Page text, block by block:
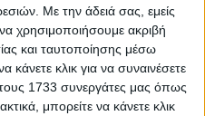
Με την άδειά σας, εμείς
χρησιμοποιήσουμε ακριβή
και ταυτοποίησης μέσω
κλικ για να συναινέσετε
1733 συνεργάτες μας όπως
μπορείτε να κάνετε κλικ